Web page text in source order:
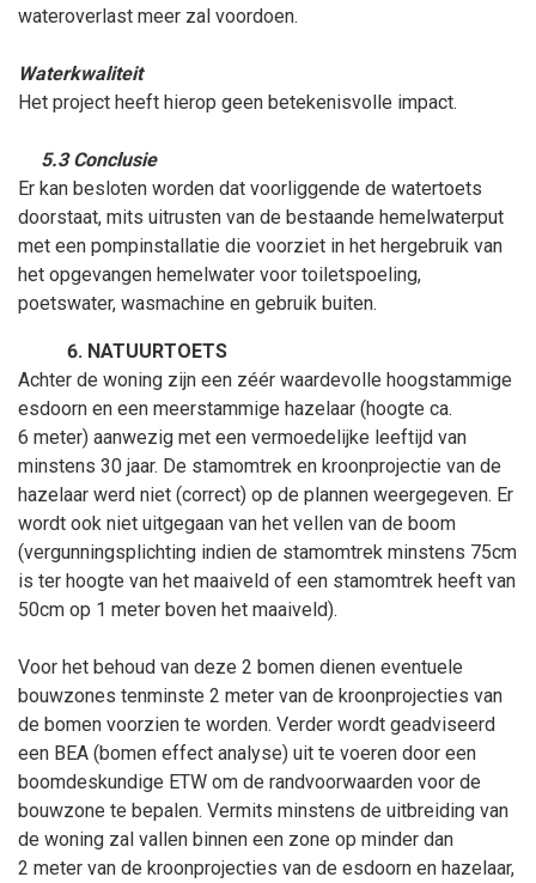
wateroverlast meer zal voordoen.
Waterkwaliteit
Het project heeft hierop geen betekenisvolle impact.
5.3 Conclusie
Er kan besloten worden dat voorliggende de watertoets
doorstaat, mits uitrusten van de bestaande hemelwaterput
met een pompinstallatie die voorziet in het hergebruik van
het opgevangen hemelwater voor toiletspoeling,
poetswater, wasmachine en gebruik buiten.
NATUURTOETS
Achter de woning zijn een zéér waardevolle hoogstammige
esdoorn en een meerstammige hazelaar (hoogte ca.
6 meter) aanwezig met een vermoedelijke leeftijd van
minstens 30 jaar. De stamomtrek en kroonprojectie van de
hazelaar werd niet (correct) op de plannen weergegeven. Er
wordt ook niet uitgegaan van het vellen van de boom
(vergunningsplichting indien de stamomtrek minstens 75cm
is ter hoogte van het maaiveld of een stamomtrek heeft van
50cm op 1 meter boven het maaiveld).
Voor het behoud van deze 2 bomen dienen eventuele
bouwzones tenminste 2 meter van de kroonprojecties van
de bomen voorzien te worden. Verder wordt geadviseerd
een BEA (bomen effect analyse) uit te voeren door een
boomdeskundige ETW om de randvoorwaarden voor de
bouwzone te bepalen. Vermits minstens de uitbreiding van
de woning zal vallen binnen een zone op minder dan
2 meter van de kroonprojecties van de esdoorn en hazelaar,